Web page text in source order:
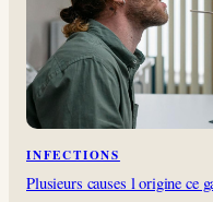
INFECTIONS
Plusieurs causes l origine ce